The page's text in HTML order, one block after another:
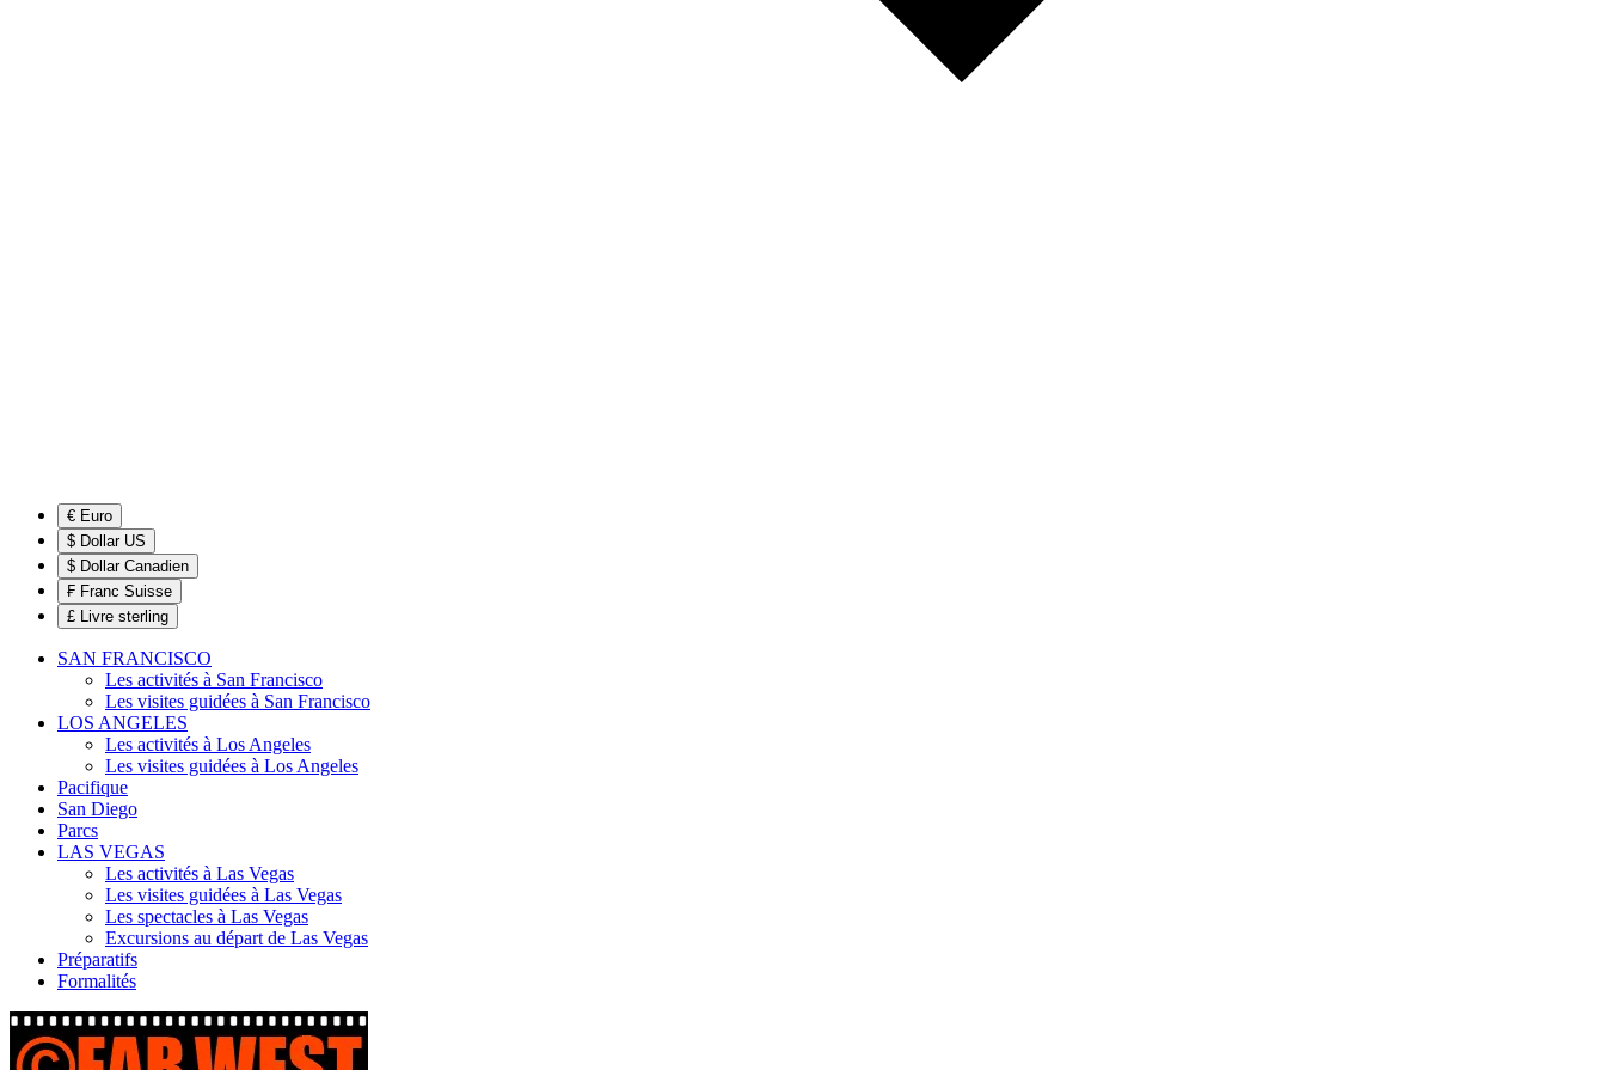
€ Euro
$ Dollar US
$ Dollar Canadien
₣ Franc Suisse
£ Livre sterling
SAN FRANCISCO
Les activités à San Francisco
Les visites guidées à San Francisco
LOS ANGELES
Les activités à Los Angeles
Les visites guidées à Los Angeles
Pacifique
San Diego
Parcs
LAS VEGAS
Les activités à Las Vegas
Les visites guidées à Las Vegas
Les spectacles à Las Vegas
Excursions au départ de Las Vegas
Préparatifs
Formalités